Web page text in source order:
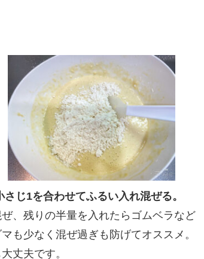
じ1を合わせてふるい入れ混ぜる。
、残りの半量を入れたらゴムベラなど
も少なく混ぜ過ぎも防げてオススメ。
丈夫です。